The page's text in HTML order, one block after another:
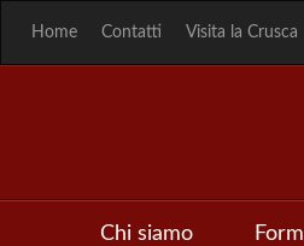
Home Contatti Visita la Crusca
Chi siamo